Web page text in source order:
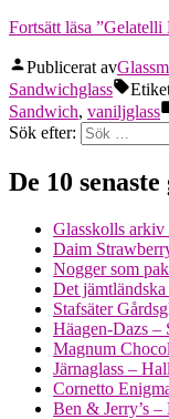
Fortsätt läsa ”Gelatelli
Publicerat av
Sandwichglass
Sandwich, vaniljglass
Sök efter:
De 10
Glasskolls arkiv
Daim
Nogger som
Det
Stafsäter
Häagen-Dazs –
Magnum
Järnaglass –
Cornetto
Ben & Jerry’s –